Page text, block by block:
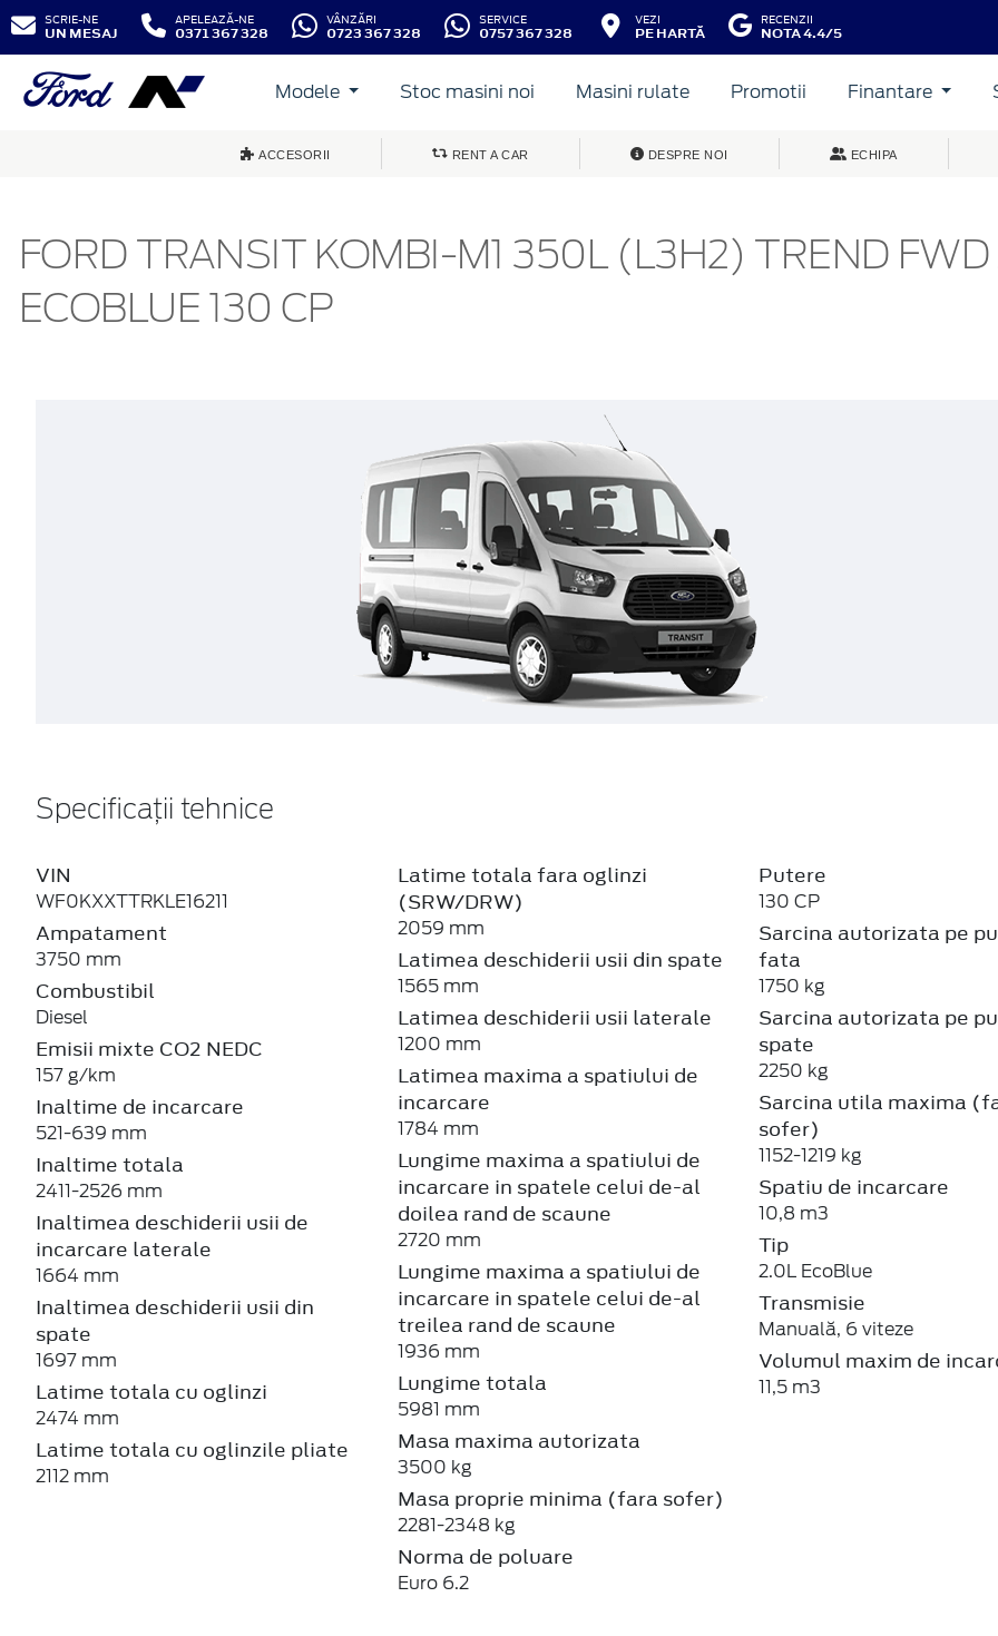
SCRIE-NE
UN MESAJ
APELEAZĂ-NE
0371 367 328
VÂNZĂRI
0723 367 328
SERVICE
0757 367 328
VEZI
PE HARTĂ
RECENZII
NOTA 4.4/5
Modele Stoc masini noi Masini rulate Promotii Finantare
ACCESORII RENT A CAR DESPRE NOI ECHIPA
FORD TRANSIT KOMBI-M1 350L (L3H2) TREND FWD
ECOBLUE 130 CP
Specificații tehnice
VIN
WF0KXXTTRKLE16211
Ampatament
3750 mm
Combustibil
Diesel
Emisii mixte CO2 NEDC
157 g/km
Inaltime de incarcare
521-639 mm
Inaltime totala
2411-2526 mm
Inaltimea deschiderii usii de
incarcare laterale
1664 mm
Inaltimea deschiderii usii din
spate
1697 mm
Latime totala cu oglinzi
2474 mm
Latime totala cu oglinzile pliate
2112 mm
Latime totala fara oglinzi
(SRW/DRW)
2059 mm
Latimea deschiderii usii din spate
1565 mm
Latimea deschiderii usii laterale
1200 mm
Latimea maxima a spatiului de
incarcare
1784 mm
Lungime maxima a spatiului de
incarcare in spatele celui de-al
doilea rand de scaune
2720 mm
Lungime maxima a spatiului de
incarcare in spatele celui de-al
treilea rand de scaune
1936 mm
Lungime totala
5981 mm
Masa maxima autorizata
3500 kg
Masa proprie minima (fara sofer)
2281-2348 kg
Norma de poluare
Euro 6.2
Putere
130 CP
Sarcina autorizata pe
fata
1750 kg
Sarcina autorizata pe
spate
2250 kg
Sarcina utila maxima
sofer)
1152-1219 kg
Spatiu de incarcare
10,8 m3
Tip
2.0L EcoBlue
Transmisie
Manuală, 6 viteze
Volumul maxim de
11,5 m3